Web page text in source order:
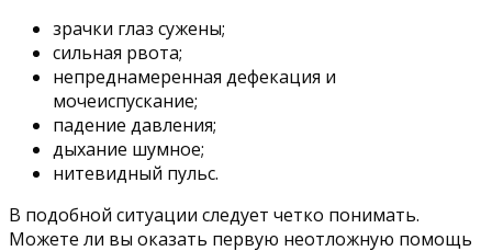
зрачки глаз сужены;
сильная рвота;
непреднамеренная дефекация и
мочеиспускание;
падение давления;
дыхание шумное;
нитевидный пульс.
В подобной ситуации следует четко понимать.
Можете ли вы оказать первую неотложную помощь